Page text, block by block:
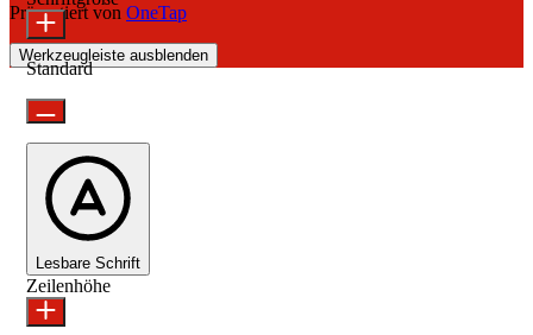
Präsentiert von OneTap
Werkzeugleiste ausblenden
Standard
Lesbare Schrift
Zeilenhöhe